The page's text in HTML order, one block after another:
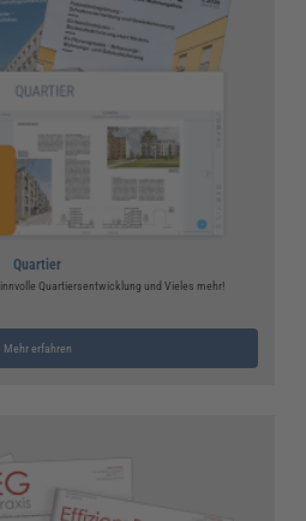
Quartier
Quartiersentwicklung und Vieles mehr!
Mehr erfahren